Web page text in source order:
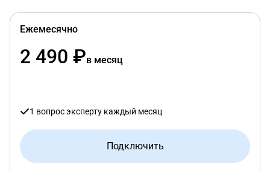
Ежемесячно
2 490 ₽в месяц
1 вопрос эксперту каждый месяц
Подключить